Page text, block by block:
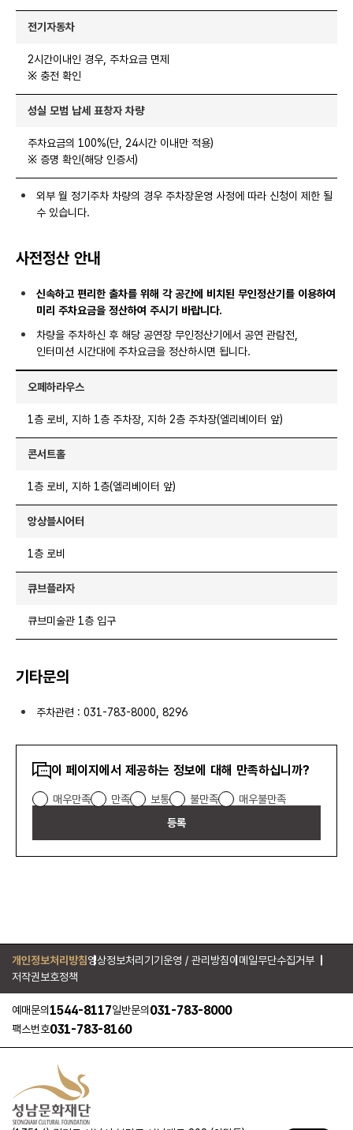
전기자동차
2시간이내인 경우, 주차요금 면제
※ 충전 확인
성실 모범 납세 표창자 차량
주차요금의 100%(단, 24시간 이내만 적용)
※ 증명 확인(해당 인증서)
외부 월 정기주차 차량의 경우 주차장운영 사정에 따라 신청이 제한 될
수 있습니다.
사전정산 안내
신속하고 편리한 출차를 위해 각 공간에 비치된 무인정산기를 이용하여
미리 주차요금을 정산하여 주시기 바랍니다.
차량을 주차하신 후 해당 공연장 무인정산기에서 공연 관람전,
인터미션 시간대에 주차요금을 정산하시면 됩니다.
오페하라우스
1층 로비, 지하 1층 주차장, 지하 2층 주차장(엘리베이터 앞)
콘서트홀
1층 로비, 지하 1층(엘리베이터 앞)
앙상블시어터
1층 로비
큐브플라자
큐브미술관 1층 입구
기타문의
주차관련 : 031-783-8000, 8296
콘텐츠
조사
이 페이지에서 제공하는 정보에 대해 만족하십니까?
매우만족 만족 보통 불만족
매우불만족
등록
개인정보처리방침영상정보처리기기운영 / 관리방침이메일무단수집거부
저작권보호정책
예매문의 1544-8117일반문의 031-783-8000
팩스번호031-783-8160